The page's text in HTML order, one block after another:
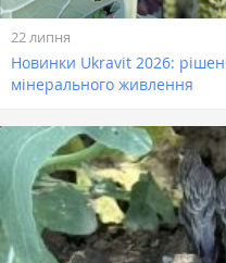
22 липня
Новинки Ukravit 2026:
мінерального живлення